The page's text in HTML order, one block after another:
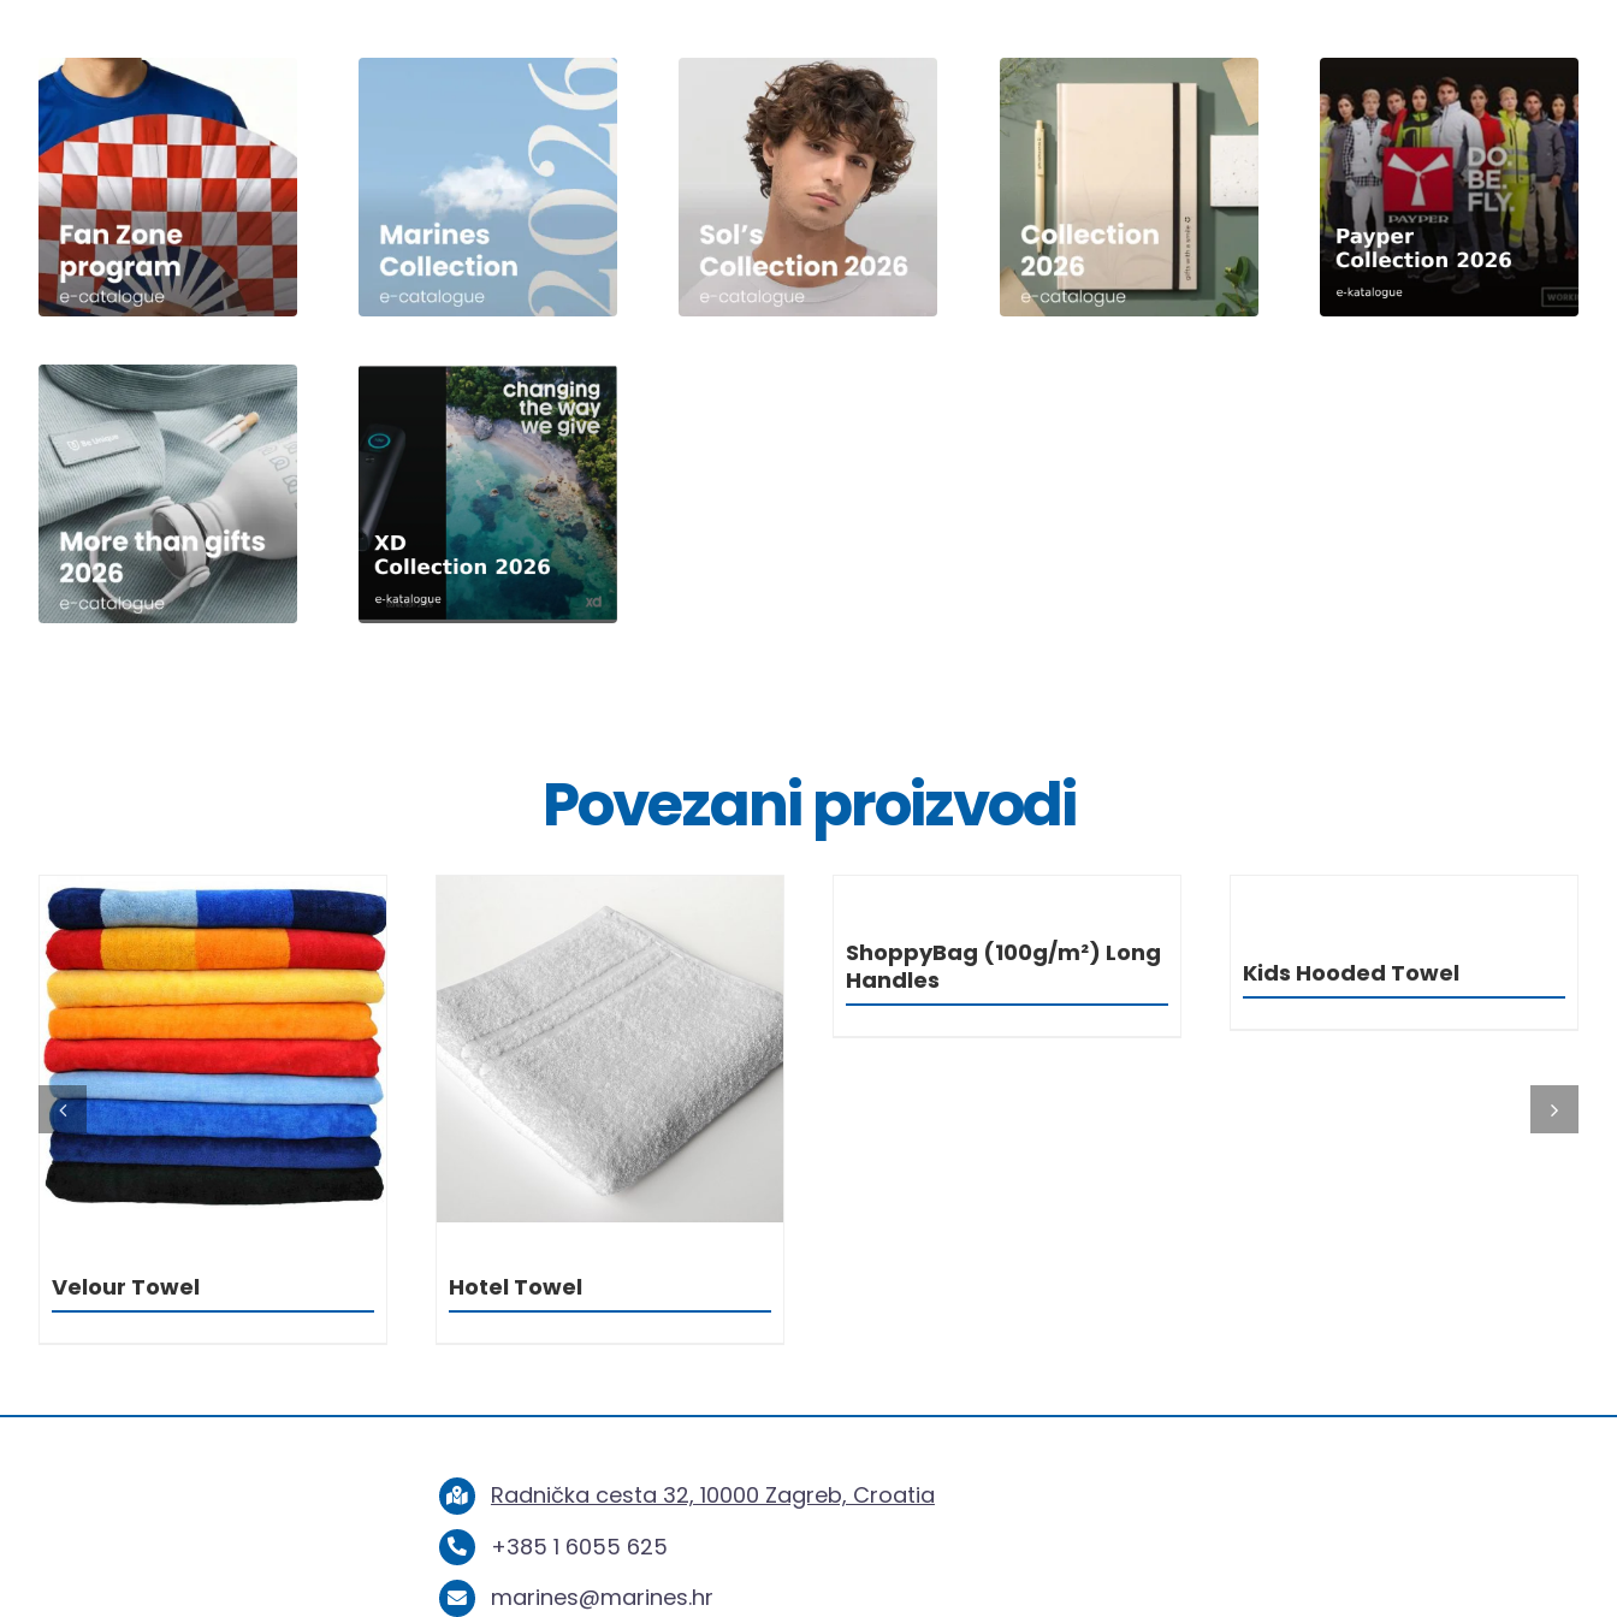
Povezani proizvodi
DETALJI
Velour Towel
DETALJI
Hotel Towel
ShoppyBag (100g/m²) Long
Handles
Kids Hooded Towel
Radnička cesta 32, 10000 Zagreb, Croatia
+385 1 6055 625
marines@marines.hr